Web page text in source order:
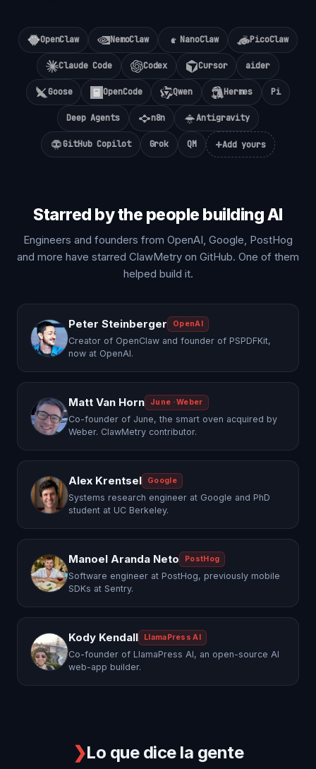
OpenClaw NemoClaw NanoClaw PicoClaw
Claude Code Codex Cursor aider
Goose OpenCode Qwen Hermes Pi
Deep Agents n8n Antigravity
GitHub Copilot Grok QM +Add yours
Starred by the people building AI
Engineers and founders from OpenAI, Google, PostHog
and more have starred ClawMetry on GitHub. One of them
helped build it.
Peter Steinberger OpenAI
Creator of OpenClaw and founder of PSPDFKit,
now at OpenAI.
Matt Van Horn June · Weber
Co-founder of June, the smart oven acquired by
Weber. ClawMetry contributor.
Alex Krentsel Google
Systems research engineer at Google and PhD
student at UC Berkeley.
Manoel Aranda Neto PostHog
Software engineer at PostHog, previously mobile
SDKs at Sentry.
Kody Kendall LlamaPress AI
Co-founder of LlamaPress AI, an open-source AI
web-app builder.
❯Lo que dice la gente